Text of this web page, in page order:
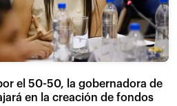
el 50-50, la gobernadora de
en la creación de fondos